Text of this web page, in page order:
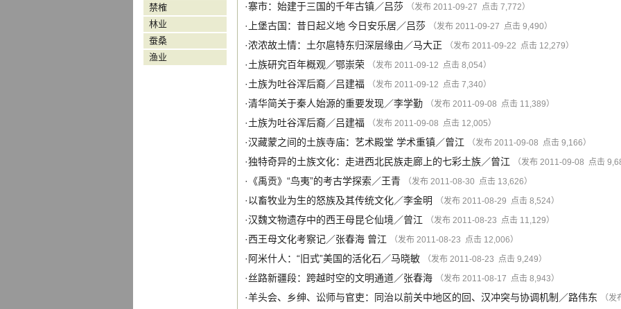
·寨市：始建于三国的千年古镇／吕莎 （发布 2011-09-27 点击 7,772）
· 上堡古国：昔日起义地 今日安乐居／吕莎 （发布 2011-09-27 点击 9,490）
·浓浓故土情：土尔扈特东归深层缘由 ／马大正 （发布 2011-09-22 点击 12,279）
·土族研究百年概观／鄂崇荣 （发布 2011-09-12 点击 8,054）
·土族为吐谷浑后裔／吕建福 （发布 2011-09-12 点击 7,340）
·清华简关于秦人始源的重要发现／李学勤 （发布 2011-09-08 点击 11,389）
·土族为吐谷浑后裔／吕建福 （发布 2011-09-08 点击 12,005）
·汉藏蒙之间的土族寺庙：艺术殿堂 学术重镇／曾江 （发布 2011-09-08 点击 9,166）
·独特奇异的土族文化：走进西北民族走廊上的七彩土族／曾江 （发布 2011-09-08 点击
· 《禹贡》“鸟夷”的考古学探索／王青 （发布 2011-08-30 点击 13,626）
·以畜牧业为生的怒族及其传统文化／李金明 （发布 2011-08-29 点击 8,524）
·汉魏文物遗存中的西王母昆仑仙境 ／曾江 （发布 2011-08-23 点击 11,129）
·西王母文化考察记／张春海 曾江 （发布 2011-08-23 点击 12,006）
· 阿米什人：“旧式”美国的活化石／马晓敏 （发布 2011-08-23 点击 9,249）
·丝路新疆段：跨越时空的文明通道／张春海 （发布 2011-08-17 点击 8,943）
·羊头会、乡绅、讼师与官吏：同治以前关中地区的回、汉冲突与协调机制 ／路伟东 （
禁榷
林业
蚕桑
渔业